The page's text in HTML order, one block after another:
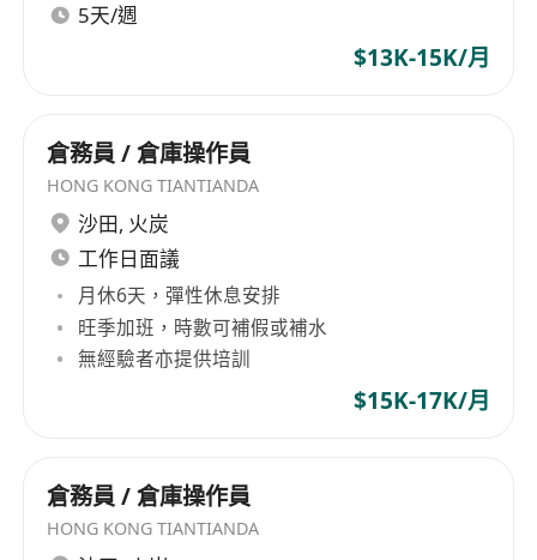
5天/週
$13K-15K/月
倉務員 / 倉庫操作員
HONG KONG TIANTIANDA
沙田, 火炭
工作日面議
月休6天，彈性休息安排
旺季加班，時數可補假或補水
無經驗者亦提供培訓
$15K-17K/月
倉務員 / 倉庫操作員
HONG KONG TIANTIANDA